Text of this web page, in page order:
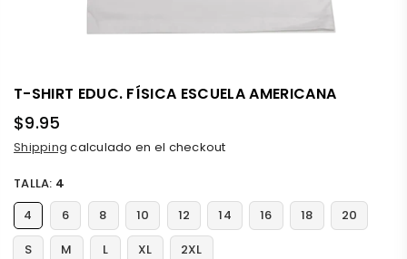
T-SHIRT EDUC. FÍSICA ESCUELA AMERICANA
Precio
habitual
$9.95
Shipping calculado en el checkout
TALLA: 4
4
6 8 10 12 14 16 18
20
S
M L XL 2XL